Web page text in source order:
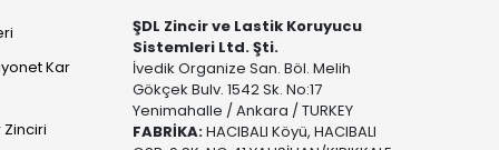
Kar
ŞDL Zincir ve Lastik Koruyucu
Sistemleri Ltd. Şti.
İvedik Organize San. Böl. Melih
Gökçek Bulv. 1542 Sk. No:17
Yenimahalle / Ankara / TURKEY
FABRİKA:HACIBALI Köyü, HACIBALI